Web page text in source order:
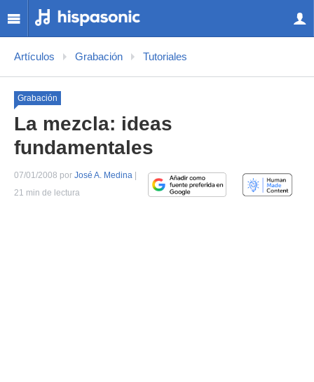
Artículos Grabación Tutoriales
Grabación
La mezcla: ideas
fundamentales
07/01/2008 por José A. Medina
21 min de lectura